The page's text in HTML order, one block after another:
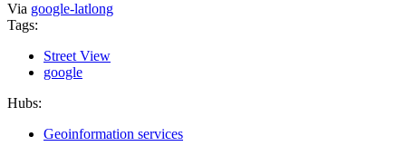
Via google-latlong
Tags:
Street View
google
Hubs:
Geoinformation services